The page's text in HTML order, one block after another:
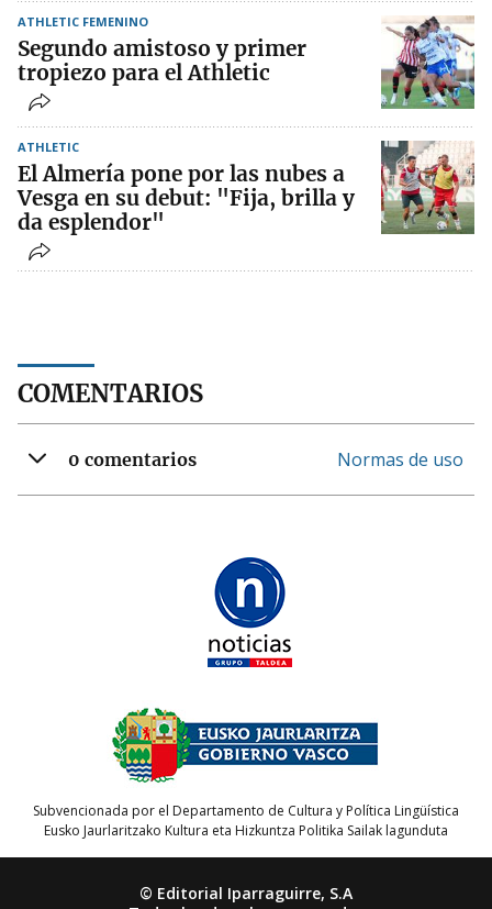
ATHLETIC FEMENINO
Segundo amistoso y primer
tropiezo para el Athletic
ATHLETIC
El Almería pone por las nubes a
Vesga en su debut: "Fija, brilla y
da esplendor"
COMENTARIOS
0 comentarios Normas de uso
Subvencionada por el Departamento de Cultura y Política Lingüística
Eusko Jaurlaritzako Kultura eta Hizkuntza Politika Sailak lagunduta
© Editorial Iparraguirre, S.A